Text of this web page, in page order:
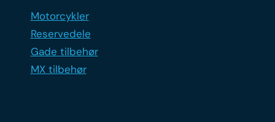
Motorcykler
Reservedele
Gade tilbehør
MX tilbehør